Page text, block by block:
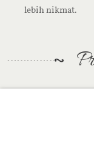
lebih nikmat.